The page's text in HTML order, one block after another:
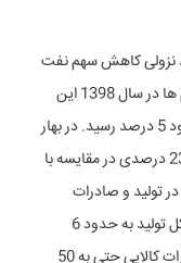
اتاق بازرگانی، از سال 1397 روند نزولی کاهش سهم نفت
در کل تولید کشور آغاز شده که با تشدید تحریم‌ ها در سال 1398 این
میزان به 7.3 درصد و در سال 1399هم به حدود 5 درصد رسید. در بهار
1400 اما ارزش افزوده بخش نفت با افزایش 23 درصدی در مقایسه با
تولید و صادرات
انجامید. در فصل نخست 1400 سهم نفت از کل تولید به حدود 6
درصد نزدیک شد و سهم این بخش از کل صادرات کالایی حتی به 50